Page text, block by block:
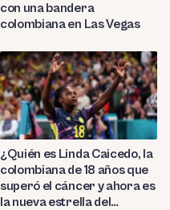
con una bandera
colombiana en Las Vegas
¿Quién es Linda Caicedo, la
colombiana de 18 años que
superó el cáncer y ahora es
la nueva estrella del